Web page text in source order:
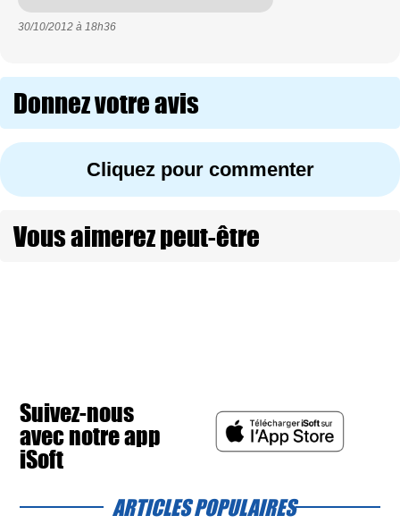
30/10/2012 à 18h36
Donnez votre avis
Cliquez pour commenter
Vous aimerez peut-être
Suivez-nous
avec notre app
iSoft
ARTICLES POPULAIRES